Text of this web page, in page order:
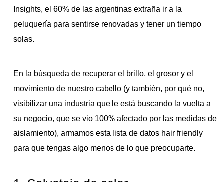
Insights, el 60% de las argentinas extraña ir a la
peluquería para sentirse renovadas y tener un tiempo
solas.
En la búsqueda de recuperar el brillo, el grosor y el
movimiento de nuestro cabello (y también, por qué no,
visibilizar una industria que le está buscando la vuelta a
su negocio, que se vio 100% afectado por las medidas de
aislamiento), armamos esta lista de datos hair friendly
para que tengas algo menos de lo que preocuparte.